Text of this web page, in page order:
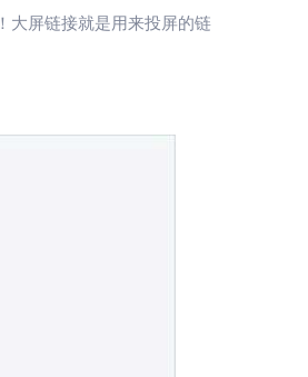
大屏链接就是用来投屏的链